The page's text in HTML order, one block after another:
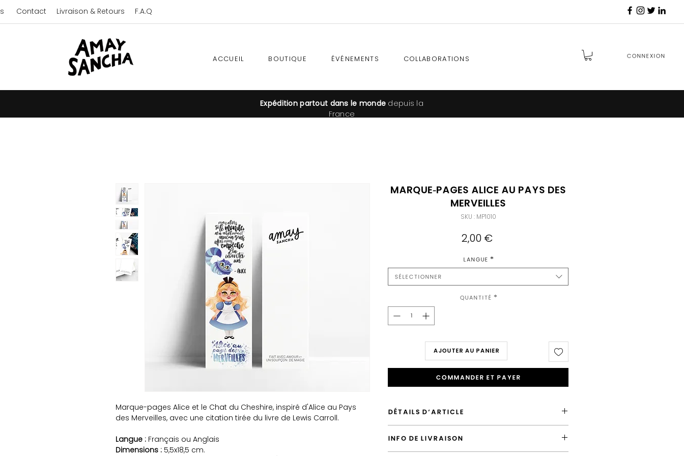
ACCUEIL BOUTIQUE ÉVÉNEMENTS COLLABORATIONS Connexion
Contact Livraison & Retours F.A.Q
Marque-pages Alice et le Chat du Cheshire, inspiré d'Alice au Pays
des Merveilles, avec une citation tirée du livre de Lewis Carroll.
Langue : Français ou Anglais
Dimensions : 5,5x18,5 cm.
Marque-pages Alice au Pays des
Merveilles
SKU : MP1010
2,00 €Prix
Langue *
Sélectionner
Quantité *
AJOUTER AU PANIER
Commander et payer
DÉTAILS D'ARTICLE
Envoi par défaut vers la France en "Lettre Suivie"
INFO DE LIVRAISON
Expédition partout dans le monde depuis la
France